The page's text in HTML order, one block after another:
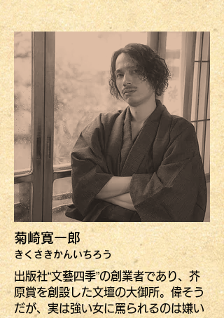
菊崎寛一郎
きくさきかんいちろう
出版社“文藝四季”の創業者であり、芥
原賞を創設した文壇の大御所。偉そう
だが、実は強い女に罵られるのは嫌い